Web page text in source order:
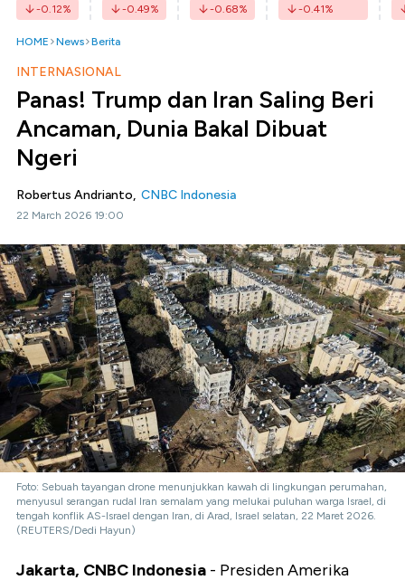
-0.12% -0.49% -0.68% -0.41%
HOME News Berita
INTERNASIONAL
Panas! Trump dan Iran Saling Beri
Ancaman, Dunia Bakal Dibuat
Ngeri
Robertus Andrianto, CNBC Indonesia
22 March 2026 19:00
Foto: Sebuah tayangan drone menunjukkan kawah di lingkungan perumahan,
menyusul serangan rudal Iran semalam yang melukai puluhan warga Israel, di
tengah konflik AS-Israel dengan Iran, di Arad, Israel selatan, 22 Maret 2026.
(REUTERS/Dedi Hayun)
Jakarta, CNBC Indonesia - Presiden Amerika